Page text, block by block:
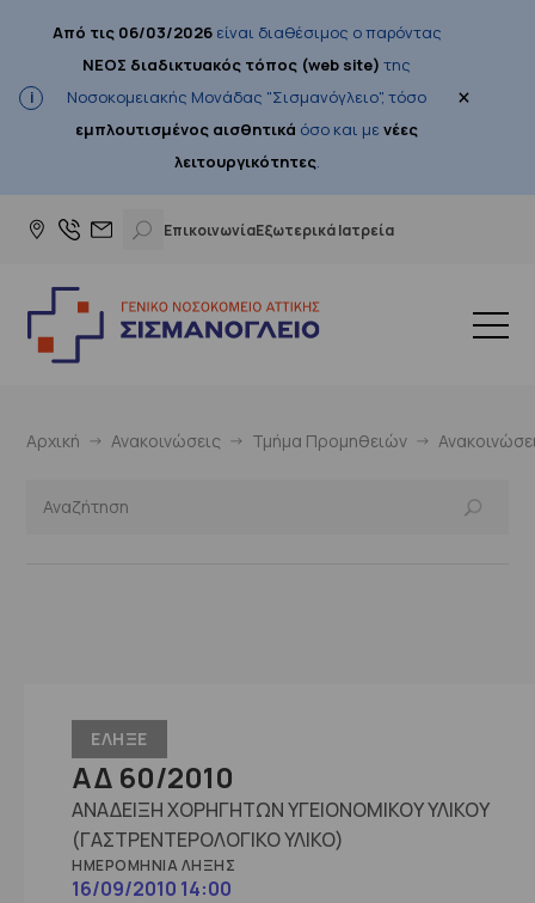
Από τις 06/03/2026είναι διαθέσιμος ο παρόντας
ΝΕΟΣ διαδικτυακός τόπος (web site) της
Νοσοκομειακής Μονάδας "Σισμανόγλειο", τόσο
εμπλουτισμένος αισθητικά όσο και μενέες
λειτουργικότητες.
×
ΕπικοινωνίαΕξωτερικά Ιατρεία
Αρχική Ανακοινώσεις Τμήμα Προμηθειών
ΕΛΗΞΕ
ΑΔ 60/2010
ΑΝΑΔΕΙΞΗ ΧΟΡΗΓΗΤΩΝ ΥΓΕΙΟΝΟΜΙΚΟΥ ΥΛΙΚΟΥ
(ΓΑΣΤΡΕΝΤΕΡΟΛΟΓΙΚΟ ΥΛΙΚΟ)
ΗΜΕΡΟΜΗΝΊΑ ΛΉΞΗΣ
16/09/2010 14:00